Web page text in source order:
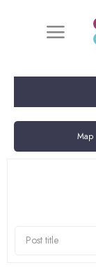
Map
Post title